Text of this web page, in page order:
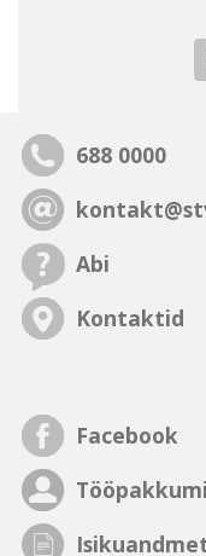
688 0000
Abi
Kontaktid
Facebook